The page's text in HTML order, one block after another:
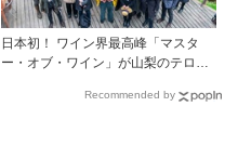
日本初！ ワイン界最高峰「マスタ
ー・オブ・ワイン」が山梨のテロワ
Recommended by